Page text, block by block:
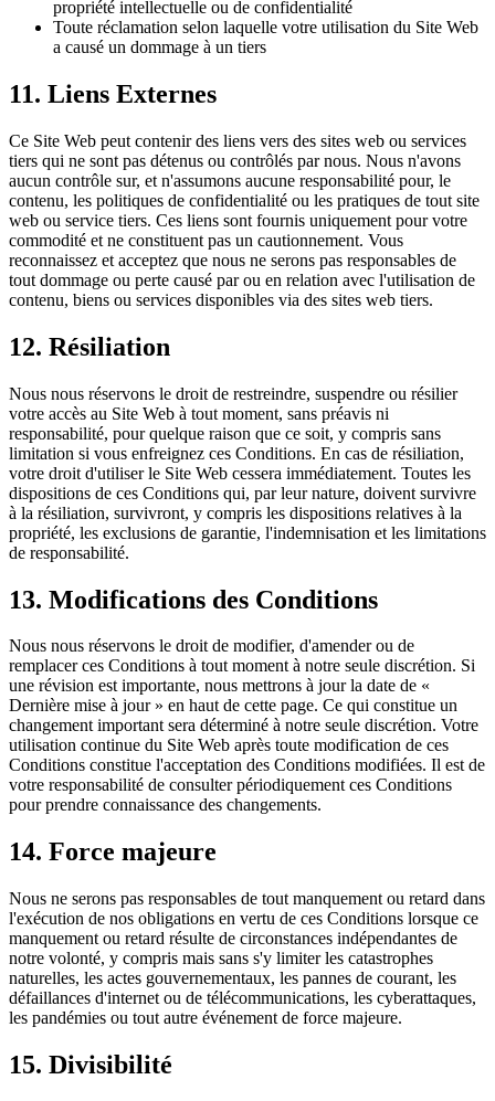
propriété intellectuelle ou de confidentialité
Toute réclamation selon laquelle votre utilisation du Site Web
a causé un dommage à un tiers
11. Liens Externes
Ce Site Web peut contenir des liens vers des sites web ou services
tiers qui ne sont pas détenus ou contrôlés par nous. Nous n'avons
aucun contrôle sur, et n'assumons aucune responsabilité pour, le
contenu, les politiques de confidentialité ou les pratiques de tout site
web ou service tiers. Ces liens sont fournis uniquement pour votre
commodité et ne constituent pas un cautionnement. Vous
reconnaissez et acceptez que nous ne serons pas responsables de
tout dommage ou perte causé par ou en relation avec l'utilisation de
contenu, biens ou services disponibles via des sites web tiers.
12. Résiliation
Nous nous réservons le droit de restreindre, suspendre ou résilier
votre accès au Site Web à tout moment, sans préavis ni
responsabilité, pour quelque raison que ce soit, y compris sans
limitation si vous enfreignez ces Conditions. En cas de résiliation,
votre droit d'utiliser le Site Web cessera immédiatement. Toutes les
dispositions de ces Conditions qui, par leur nature, doivent survivre
à la résiliation, survivront, y compris les dispositions relatives à la
propriété, les exclusions de garantie, l'indemnisation et les limitations
de responsabilité.
13. Modifications des Conditions
Nous nous réservons le droit de modifier, d'amender ou de
remplacer ces Conditions à tout moment à notre seule discrétion. Si
une révision est importante, nous mettrons à jour la date de «
Dernière mise à jour » en haut de cette page. Ce qui constitue un
changement important sera déterminé à notre seule discrétion. Votre
utilisation continue du Site Web après toute modification de ces
Conditions constitue l'acceptation des Conditions modifiées. Il est de
votre responsabilité de consulter périodiquement ces Conditions
pour prendre connaissance des changements.
14. Force majeure
Nous ne serons pas responsables de tout manquement ou retard dans
l'exécution de nos obligations en vertu de ces Conditions lorsque ce
manquement ou retard résulte de circonstances indépendantes de
notre volonté, y compris mais sans s'y limiter les catastrophes
naturelles, les actes gouvernementaux, les pannes de courant, les
défaillances d'internet ou de télécommunications, les cyberattaques,
les pandémies ou tout autre événement de force majeure.
15. Divisibilité